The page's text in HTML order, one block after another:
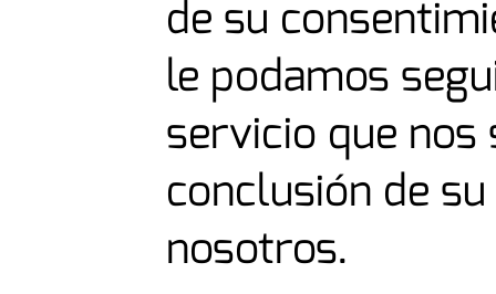
de su
le podamos
servicio que
conclusión de
nosotros.